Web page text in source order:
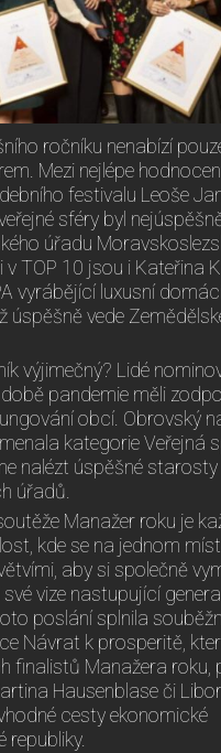
ročníku nenabízí
Mezi nejlépe
festivalu Leoše
sféry byl
úřadu
v TOP 10 jsou i Kateřina
vyrábějící luxusní
úspěšně vede
výjimečný? Lidé
pandemie měli
obcí. Obrovský
kategorie Veřejná
nalézt úspěšné
úřadů.
Manažer roku je
kde se na jednom
aby si společně
vize nastupující
poslání splnila
Návrat k prosperitě,
finalistů Manažera roku,
Hausenblase či
cesty ekonomické
republiky.